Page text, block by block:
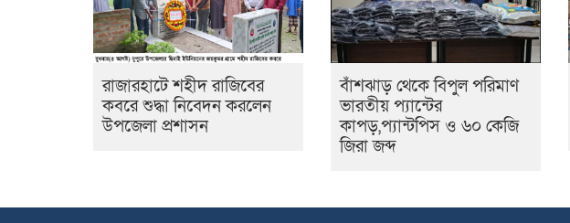
রাজারহাটে শহীদ রাজিবের
কবরে শুদ্ধা নিবেদন করলেন
উপজেলা প্রশাসন
বাঁশঝাড় থেকে বিপুল পরিমাণ
ভারতীয় প্যান্টের
কাপড়,প্যান্টপিস ও ৬০ কেজি
জিরা জব্দ